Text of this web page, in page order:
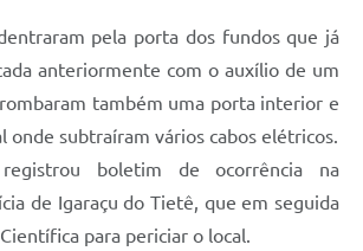
pela porta dos fundos que já
anteriormente com o auxílio de um
também uma porta interior e
onde subtraíram vários cabos elétricos.
boletim de ocorrência na
de Igaraçu do Tietê, que em seguida
para periciar o local.